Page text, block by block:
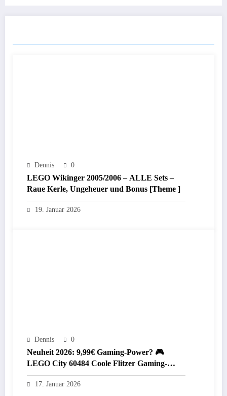
Dennis 0
LEGO Wikinger 2005/2006 – ALLE Sets –
Raue Kerle, Ungeheuer und Bonus [Theme ]
19. Januar 2026
Dennis 0
Neuheit 2026: 9,99€ Gaming-Power? 🎮
LEGO City 60484 Coole Flitzer Gaming-
Rennauto im Review
17. Januar 2026